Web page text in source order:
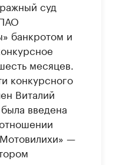
суд
банкротом и
месяцев.
конкурсного
Виталий
введена
—